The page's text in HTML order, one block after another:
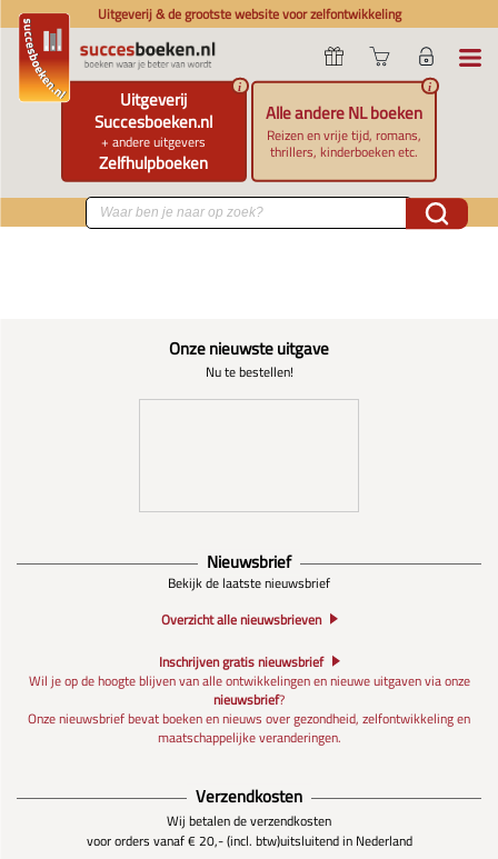
Uitgeverij & de grootste website voor zelfontwikkeling
Uitgeverij
Succesboeken.nl
+ andere uitgevers
Zelfhulpboeken
i
Alle andere NL boeken
Reizen en vrije tijd, romans,
thrillers, kinderboeken etc.
i
Onze nieuwste uitgave
Nu te bestellen!
Nieuwsbrief
Bekijk de laatste nieuwsbrief
Overzicht alle nieuwsbrieven
Inschrijven gratis nieuwsbrief
Wil je op de hoogte blijven van alle ontwikkelingen en nieuwe uitgaven via onze
nieuwsbrief?
Onze nieuwsbrief bevat boeken en nieuws over gezondheid, zelfontwikkeling en
maatschappelijke veranderingen.
Verzendkosten
Wij betalen de verzendkosten
voor orders vanaf € 20,- (incl. btw)uitsluitend in Nederland